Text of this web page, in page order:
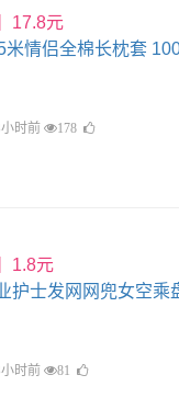
17.8元
米情侣全棉长枕套
时前 178
1.8元
护士发网网兜女空乘
时前 81